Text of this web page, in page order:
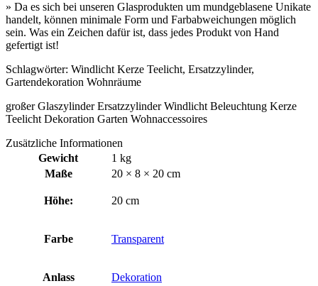
» Da es sich bei unseren Glasprodukten um mundgeblasene Unikate
handelt, können minimale Form und Farbabweichungen möglich
sein. Was ein Zeichen dafür ist, dass jedes Produkt von Hand
gefertigt ist!
Schlagwörter: Windlicht Kerze Teelicht, Ersatzzylinder,
Gartendekoration Wohnräume
großer Glaszylinder Ersatzzylinder Windlicht Beleuchtung Kerze
Teelicht Dekoration Garten Wohnaccessoires
Zusätzliche Informationen
Gewicht
1 kg
Maße
20 × 8 × 20 cm
Höhe: 20 cm
Farbe Transparent
Anlass Dekoration